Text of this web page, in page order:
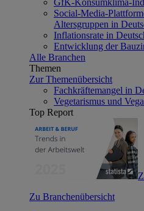
Social-Media-
Altersgruppen in
Inflationsrate in
Entwicklung der
Alle Branchen
Themen
Zur Themenübersicht
Fachkräftemangel in
Vegetarismus und
Top Report
Zu Branchenübersicht